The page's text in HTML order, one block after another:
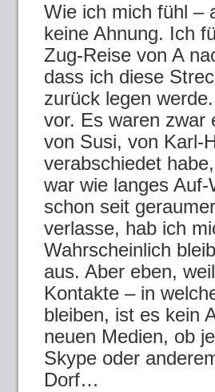
Wie ich mich fühl –
keine Ahnung. Ich
Zug-Reise von A
dass ich diese
zurück legen
vor. Es waren zwar
von Susi, von Karl-
verabschiedet
war wie langes
schon seit
verlasse, hab ich
Wahrscheinlich
aus. Aber eben,
Kontakte – in
bleiben, ist es kein
neuen Medien, ob
Skype oder
Dorf…